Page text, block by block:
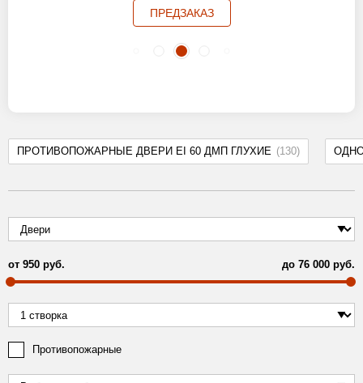
ПРОТИВОПОЖАРНЫЕ ДВЕРИ EI 60 ДМП ГЛУХИЕ (130)
от 950 руб. до 76 000 руб.
Противопожарные
ПРЕДЗАКАЗ